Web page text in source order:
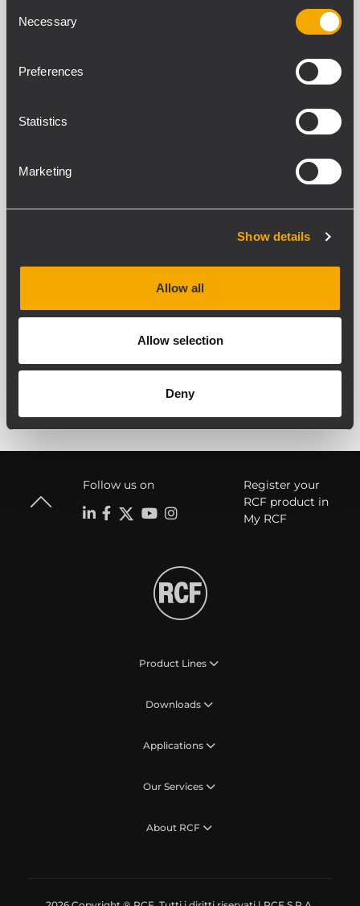
Selection
Necessary
Preferences
Statistics
Marketing
Show details
Allow all
Allow selection
Deny
subwoofer RCF: precisione
sonora ed estrema potenza
in bassa frequenza per ogni
ELECTRONICS
Una gamma completa di
elettroniche con eccellenti
doti musicali, per l’uso in
sonorizzazione dal vivo.
Follow us on
Register your
RCF product in
My RCF
Product Lines
Downloads
Applications
Our Services
About RCF